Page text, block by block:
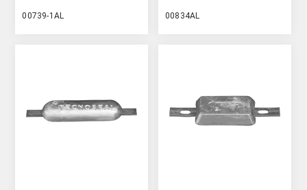
00739-1AL 00834AL